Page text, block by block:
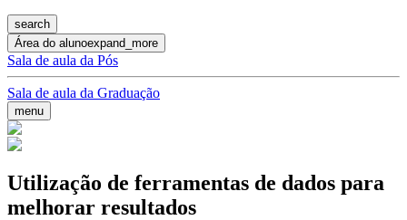
search
Área do alunoexpand_more
Sala de aula da Pós
Sala de aula da Graduação
menu
Utilização de ferramentas de dados para
melhorar resultados